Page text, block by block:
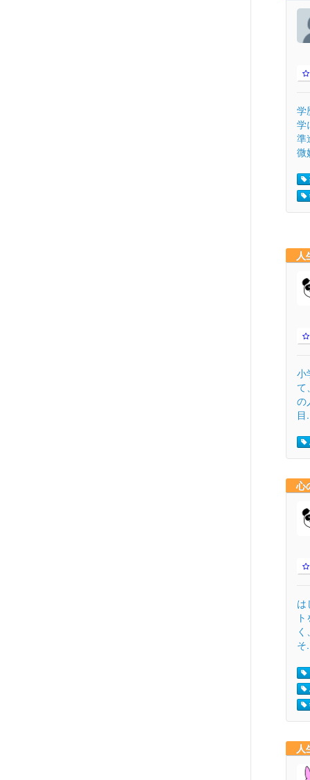
学
学
準
微
人
小
て
の
目
心
は
そ
人